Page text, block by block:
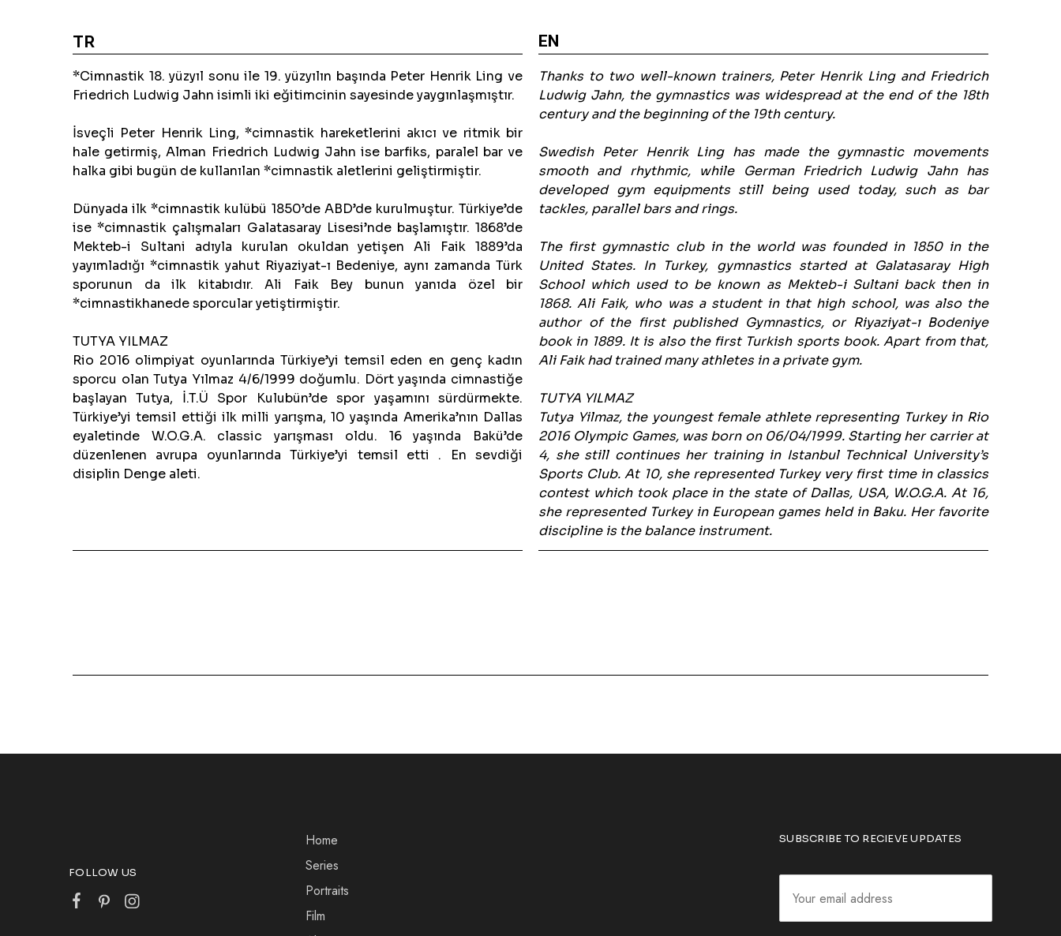
TR
*Cimnastik 18. yüzyıl sonu ile 19. yüzyılın başında Peter Henrik Ling ve
Friedrich Ludwig Jahn isimli iki eğitimcinin sayesinde yaygınlaşmıştır.
İsveçli Peter Henrik Ling, *cimnastik hareketlerini akıcı ve ritmik bir
hale getirmiş, Alman Friedrich Ludwig Jahn ise barfiks, paralel bar ve
halka gibi bugün de kullanılan *cimnastik aletlerini geliştirmiştir.
Dünyada ilk *cimnastik kulübü 1850’de ABD’de kurulmuştur. Türkiye’de
ise *cimnastik çalışmaları Galatasaray Lisesi’nde başlamıştır. 1868’de
Mekteb-i Sultani adıyla kurulan okuldan yetişen Ali Faik 1889’da
yayımladığı *cimnastik yahut Riyaziyat-ı Bedeniye, aynı zamanda Türk
sporunun da ilk kitabıdır. Ali Faik Bey bunun yanıda özel bir
*cimnastikhanede sporcular yetiştirmiştir.
TUTYA YILMAZ
Rio 2016 olimpiyat oyunlarında Türkiye’yi temsil eden en genç kadın
sporcu olan Tutya Yılmaz 4/6/1999 doğumlu. Dört yaşında cimnastiğe
başlayan Tutya, İ.T.Ü Spor Kulubün’de spor yaşamını sürdürmekte.
Türkiye’yi temsil ettiği ilk milli yarışma, 10 yaşında Amerika’nın Dallas
eyaletinde W.O.G.A. classic yarışması oldu. 16 yaşında Bakü’de
düzenlenen avrupa oyunlarında Türkiye’yi temsil etti . En sevdiği
disiplin Denge aleti.
EN
Thanks to two well-known trainers, Peter Henrik Ling and Friedrich
Ludwig Jahn, the gymnastics was widespread at the end of the 18th
century and the beginning of the 19th century.
Swedish Peter Henrik Ling has made the gymnastic movements
smooth and rhythmic, while German Friedrich Ludwig Jahn has
developed gym equipments still being used today, such as bar
tackles, parallel bars and rings.
The first gymnastic club in the world was founded in 1850 in the
United States. In Turkey, gymnastics started at Galatasaray High
School which used to be known as Mekteb-i Sultani back then in
1868. Ali Faik, who was a student in that high school, was also the
author of the first published Gymnastics, or Riyaziyat-ı Bodeniye
book in 1889. It is also the first Turkish sports book. Apart from that,
Ali Faik had trained many athletes in a private gym.
TUTYA YILMAZ
Tutya Yilmaz, the youngest female athlete representing Turkey in Rio
2016 Olympic Games, was born on 06/04/1999. Starting her carrier at
4, she still continues her training in Istanbul Technical University’s
Sports Club. At 10, she represented Turkey very first time in classics
contest which took place in the state of Dallas, USA, W.O.G.A. At 16,
she represented Turkey in European games held in Baku. Her favorite
discipline is the balance instrument.
FOLLOW US
Home
Series
Portraits
Film
SUBSCRIBE TO RECIEVE UPDATES